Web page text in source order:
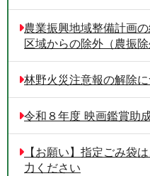
農業振興地域整備計画
区域からの除外（農振
林野火災注意報の解除
令和８年度 映画鑑賞助
【お願い】指定ごみ袋
力ください